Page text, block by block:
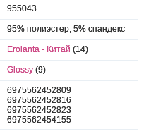
955043
95% полиэстер, 5% спандекс
Erolanta - Китай (14)
Glossy (9)
6975562452809
6975562452816
6975562452823
6975562454155